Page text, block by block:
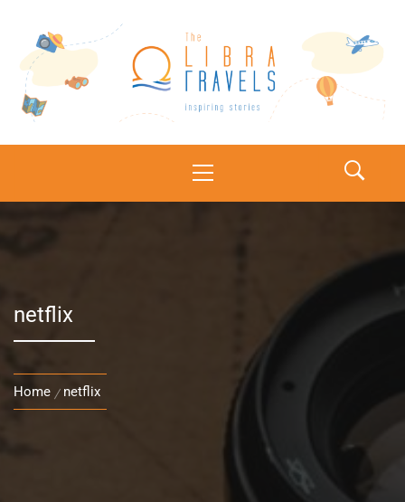
The Libra Travels
netflix
Home netflix